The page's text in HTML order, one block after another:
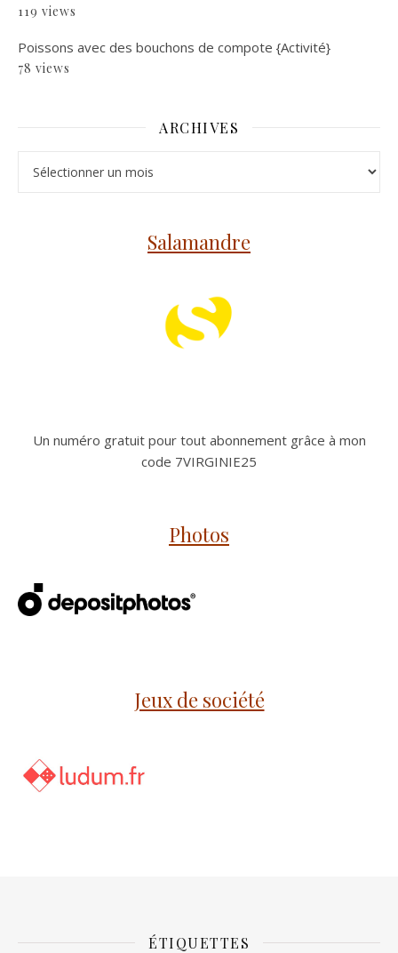
119 views
Poissons avec des bouchons de compote {Activité}
78 views
ARCHIVES
Salamandre
Un numéro gratuit pour tout abonnement grâce à mon
code 7VIRGINIE25
Photos
Jeux de société
ÉTIQUETTES